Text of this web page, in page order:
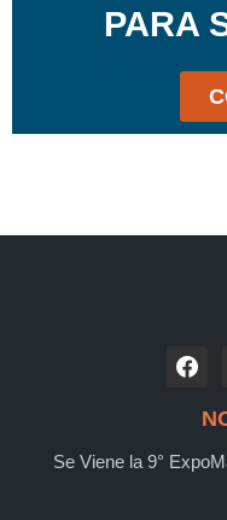
PARA
Se Viene la 9°